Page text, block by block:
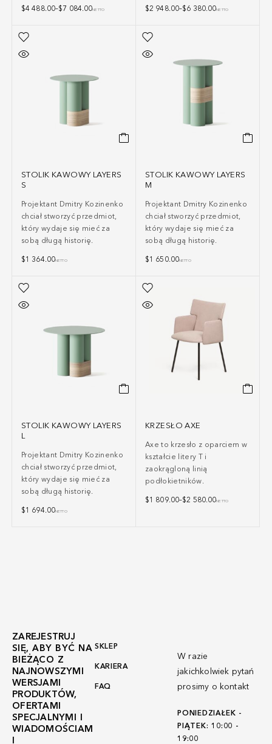
$4 488.00–$7 084.00NETTO $2 948.00–$6 380.00NETTO
STOLIK KAWOWY LAYERS
S
Projektant Dmitry Kozinenko
chciał stworzyć przedmiot,
który wydaje się mieć za
sobą długą historię.
$1 364.00NETTO
STOLIK KAWOWY LAYERS
M
Projektant Dmitry Kozinenko
chciał stworzyć przedmiot,
który wydaje się mieć za
sobą długą historię.
$1 650.00NETTO
STOLIK KAWOWY LAYERS
L
Projektant Dmitry Kozinenko
chciał stworzyć przedmiot,
który wydaje się mieć za
sobą długą historię.
$1 694.00NETTO
KRZESŁO AXE
Axe to krzesło z oparciem w
kształcie litery T i
zaokrągloną linią
podłokietników.
$1 809.00–$2 580.00NETTO
ZAREJESTRUJ
SIĘ, ABY BYĆ NA
BIEŻĄCO Z
NAJNOWSZYMI
WERSJAMI
PRODUKTÓW,
OFERTAMI
SPECJALNYMI I
WIADOMOŚCIAM
I
SKLEP
KARIERA
FAQ
W razie
jakichkolwiek pytań
prosimy o kontakt
PONIEDZIAŁEK -
PIĄTEK: 10:00 -
19:00